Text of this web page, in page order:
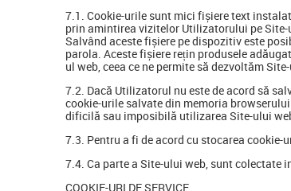
7.1. Cookie-urile sunt mici fișiere text
prin amintirea vizitelor Utilizatorului pe
Salvând aceste fișiere pe dispozitiv este
parola. Aceste fișiere rețin produsele
ul web, ceea ce ne permite să dezvoltăm
7.2. Dacă Utilizatorul nu este de acord să
cookie-urile salvate din memoria
dificilă sau imposibilă utilizarea Site-ului
7.3. Pentru a fi de acord cu stocarea
7.4. Ca parte a Site-ului web, sunt
COOKIE-URI DE SERVICE